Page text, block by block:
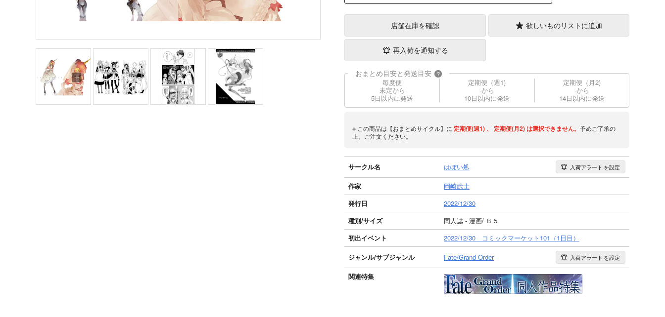
店舗在庫を確認 欲しいものリストに追加
再入荷を通知する
おまとめ目安と発送目安 ?
毎度便
未定から
5日以内に発送
定期便（週1)
-から
10日以内に発送
定期便（月2)
-から
14日以内に発送
※ この商品は【おまとめサイクル】に 定期便(週1) 、 定期便(月2)は選択できません。 予めご了承の
上、ご注文ください。
サークル名 はぽい処 入荷アラート を設定
作家
岡崎武士
発行日
2022/12/30
種別/サイズ
同人誌 - 漫画/ Ｂ５
初出イベント
2022/12/30 コミックマーケット101（1日目）
ジャンル/サブジャンル Fate/Grand Order 入荷アラート を設定
関連特集